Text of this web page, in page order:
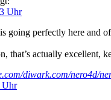
Uhr
going perfectly here and
that’s actually excellent,
diwark.com/nero4d/
Uhr